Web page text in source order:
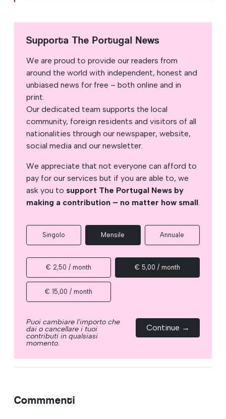
Supporta The Portugal News
We are proud to provide our readers from
around the world with independent, honest and
unbiased news for free – both online and in
print.
Our dedicated team supports the local
community, foreign residents and visitors of all
nationalities through our newspaper, website,
social media and our newsletter.
We appreciate that not everyone can afford to
pay for our services but if you are able to, we
ask you to support The Portugal News by
making a contribution – no matter how small.
Singolo Mensile Annuale
€ 2,50 / month € 5,00 / month
€ 15,00 / month
Puoi cambiare l'importo che
dai o cancellare i tuoi
contributi in qualsiasi
momento.
Continue →
Commmenti